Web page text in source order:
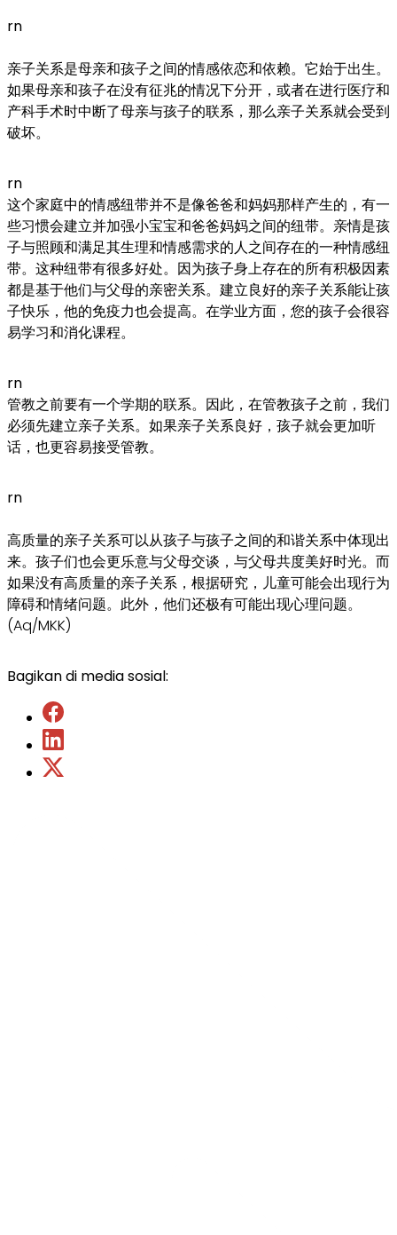
rn
亲子关系是母亲和孩子之间的情感依恋和依赖。它始于出生。
如果母亲和孩子在没有征兆的情况下分开，或者在进行医疗和
产科手术时中断了母亲与孩子的联系，那么亲子关系就会受到
破坏。
rn
这个家庭中的情感纽带并不是像爸爸和妈妈那样产生的，有一
些习惯会建立并加强小宝宝和爸爸妈妈之间的纽带。亲情是孩
子与照顾和满足其生理和情感需求的人之间存在的一种情感纽
带。这种纽带有很多好处。因为孩子身上存在的所有积极因素
都是基于他们与父母的亲密关系。建立良好的亲子关系能让孩
子快乐，他的免疫力也会提高。在学业方面，您的孩子会很容
易学习和消化课程。
rn
管教之前要有一个学期的联系。因此，在管教孩子之前，我们
必须先建立亲子关系。如果亲子关系良好，孩子就会更加听
话，也更容易接受管教。
rn
高质量的亲子关系可以从孩子与孩子之间的和谐关系中体现出
来。孩子们也会更乐意与父母交谈，与父母共度美好时光。而
如果没有高质量的亲子关系，根据研究，儿童可能会出现行为
障碍和情绪问题。此外，他们还极有可能出现心理问题。
(Aq/MKK)
Bagikan di media sosial: